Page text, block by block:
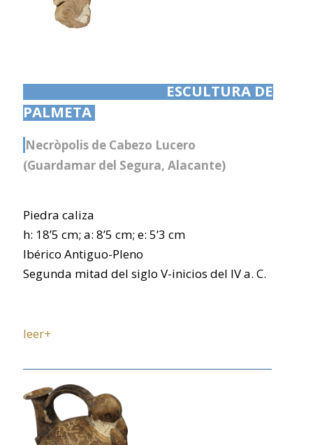
ESCULTURA DE
PALMETA
Necròpolis de Cabezo Lucero
(Guardamar del Segura, Alacante)
Piedra caliza
h: 18’5 cm; a: 8’5 cm; e: 5’3 cm
Ibérico Antiguo-Pleno
Segunda mitad del siglo V-inicios del IV a. C.
leer+